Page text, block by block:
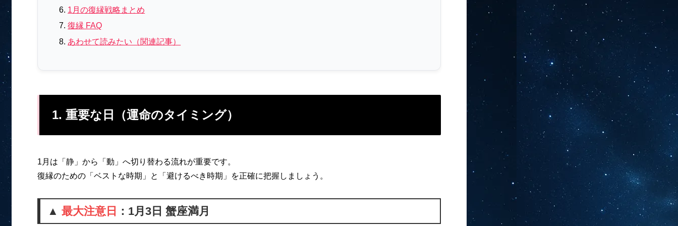
1月の復縁戦略まとめ
復縁 FAQ
あわせて読みたい（関連記事）
1. 重要な日（運命のタイミング）
1月は「静」から「動」へ切り替わる流れが重要です。
復縁のための「ベストな時期」と「避けるべき時期」を正確に把握しましょう。
▲ 最大注意日 ：1月3日 蟹座満月